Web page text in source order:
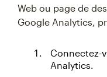
Web ou page de
Google Analytics,
Connectez-
Analytics.